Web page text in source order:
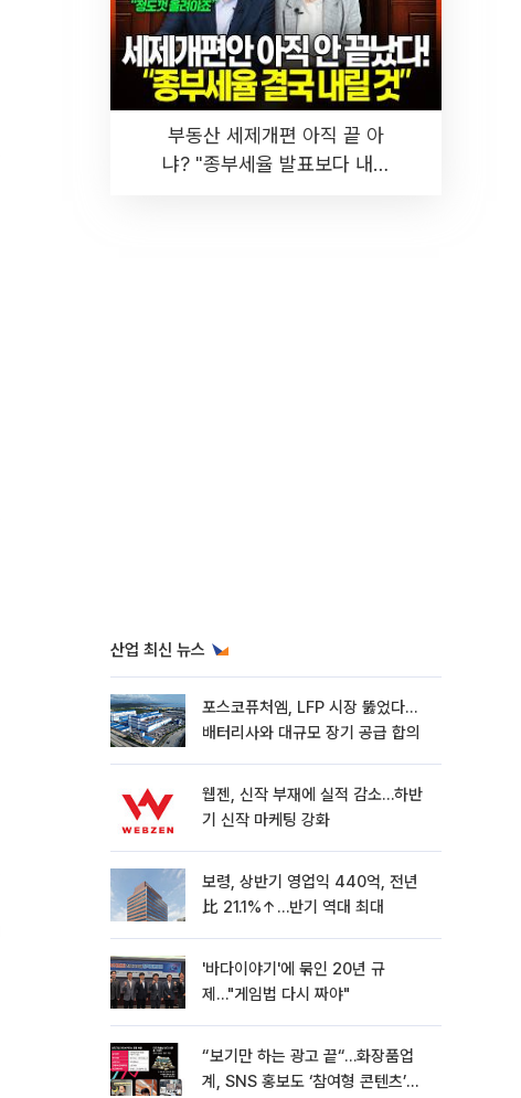
부동산 세제개편 아직 끝 아
냐? "종부세율 발표보다 내릴
산업 최신 뉴스
포스코퓨처엠, LFP 시장 뚫었다…
배터리사와 대규모 장기 공급 합의
웹젠, 신작 부재에 실적 감소…하반
기 신작 마케팅 강화
보령, 상반기 영업익 440억, 전년
比 21.1%↑…반기 역대 최대
'바다이야기'에 묶인 20년 규
제…"게임법 다시 짜야"
“보기만 하는 광고 끝“…화장품업
계, SNS 홍보도 ‘참여형 콘텐츠’로